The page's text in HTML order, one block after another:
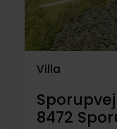
Villa
8472